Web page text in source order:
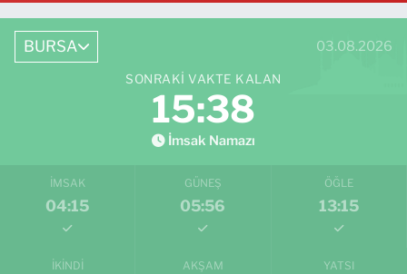
BURSA 03.08.2026
SONRAKI VAKTE KALAN
15:37
İmsak Namazı
İMSAK
04:15
GÜNEŞ
05:56
ÖĞLE
13:15
İKINDI AKŞAM YATSI